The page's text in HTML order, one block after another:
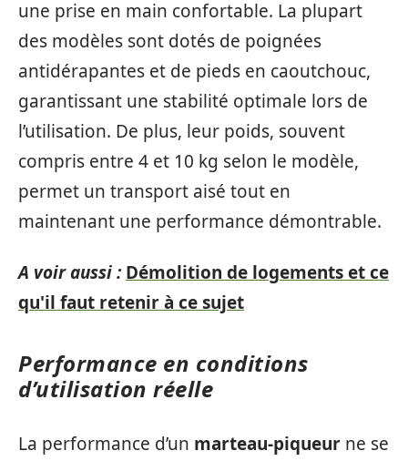
une prise en main confortable. La plupart
des modèles sont dotés de poignées
antidérapantes et de pieds en caoutchouc,
garantissant une stabilité optimale lors de
l’utilisation. De plus, leur poids, souvent
compris entre 4 et 10 kg selon le modèle,
permet un transport aisé tout en
maintenant une performance démontrable.
A voir aussi : Démolition de logements et ce
qu'il faut retenir à ce sujet
Performance en conditions
d’utilisation réelle
La performance d’un marteau-piqueur ne se